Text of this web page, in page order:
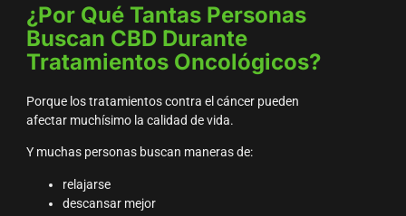
¿Por Qué Tantas Personas
Buscan CBD Durante
Tratamientos Oncológicos?
Porque los tratamientos contra el cáncer pueden
afectar muchísimo la calidad de vida.
Y muchas personas buscan maneras de:
relajarse
descansar mejor